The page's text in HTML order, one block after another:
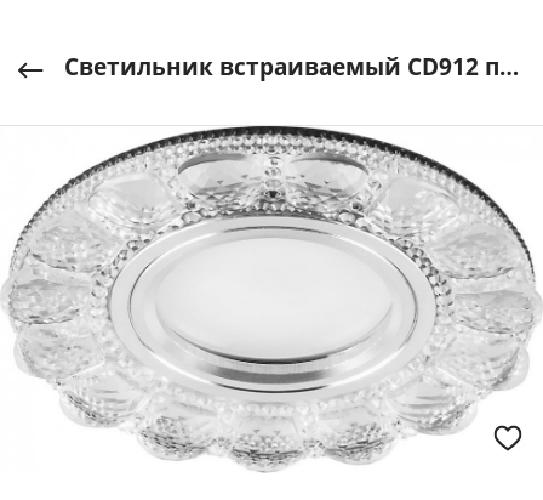
Светильник встраиваемый CD912 прозрачный, хром MR16 50W G5.3, 4000К FERON арт. 28919